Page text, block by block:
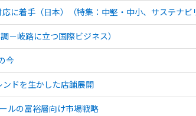
に着手（日本）（特集：中堅・中小、サステナビ
－岐路に立つ国際ビジネス）
今
ドを生かした店舗展開
ルの富裕層向け市場戦略